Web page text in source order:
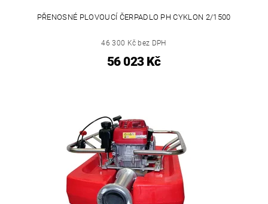
PŘENOSNÉ PLOVOUCÍ ČERPADLO PH CYKLON 2/1500
46 300 Kč bez DPH
56 023 Kč